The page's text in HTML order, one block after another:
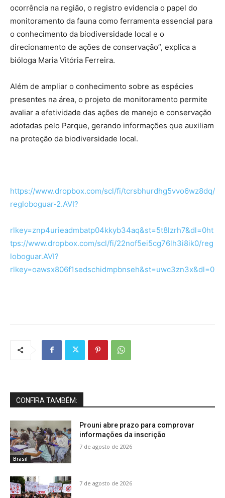
ocorrência na região, o registro evidencia o papel do
monitoramento da fauna como ferramenta essencial para
o conhecimento da biodiversidade local e o
direcionamento de ações de conservação”, explica a
bióloga Maria Vitória Ferreira.
Além de ampliar o conhecimento sobre as espécies
presentes na área, o projeto de monitoramento permite
avaliar a efetividade das ações de manejo e conservação
adotadas pelo Parque, gerando informações que auxiliam
na proteção da biodiversidade local.
https://www.dropbox.com/scl/fi/tcrsbhurdhg5vvo6wz8dq/
regloboguar-2.AVI?
rlkey=znp4urieadmbatp04kkyb34aq&st=5t8lzrh7&dl=0ht
tps://www.dropbox.com/scl/fi/22nof5ei5cg76lh3i8ik0/reg
loboguar.AVI?
rlkey=oawsx806f1sedschidmpbnseh&st=uwc3zn3x&dl=0
CONFIRA TAMBÉM:
Brasil
Prouni abre prazo para comprovar
informações da inscrição
7 de agosto de 2026
7 de agosto de 2026